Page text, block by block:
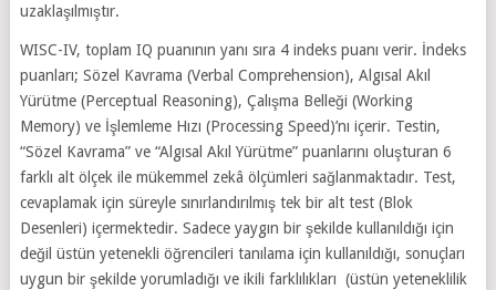
uzaklaşılmıştır.
WISC-IV, toplam IQ puanının yanı sıra 4 indeks puanı verir. İndeks
puanları; Sözel Kavrama (Verbal Comprehension), Algısal Akıl
Yürütme (Perceptual Reasoning), Çalışma Belleği (Working
Memory) ve İşlemleme Hızı (Processing Speed)’nı içerir. Testin,
“Sözel Kavrama” ve “Algısal Akıl Yürütme” puanlarını oluşturan 6
farklı alt ölçek ile mükemmel zekâ ölçümleri sağlanmaktadır. Test,
cevaplamak için süreyle sınırlandırılmış tek bir alt test (Blok
Desenleri) içermektedir. Sadece yaygın bir şekilde kullanıldığı için
değil üstün yetenekli öğrencileri tanılama için kullanıldığı, sonuçları
uygun bir şekilde yorumladığı ve ikili farklılıkları (üstün yeteneklilik